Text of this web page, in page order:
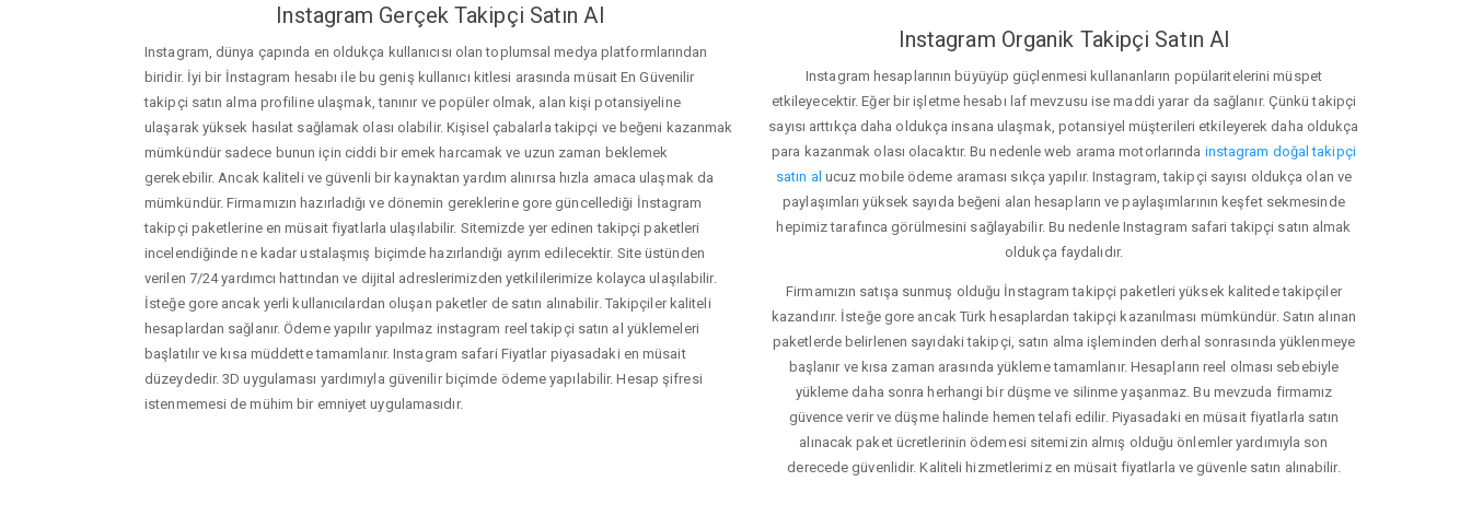
Instagram Gerçek Takipçi Satın Al
Instagram, dünya çapında en oldukça kullanıcısı olan toplumsal medya platformlarından
biridir. İyi bir İnstagram hesabı ile bu geniş kullanıcı kitlesi arasında müsait En Güvenilir
takipçi satın alma profiline ulaşmak, tanınır ve popüler olmak, alan kişi potansiyeline
ulaşarak yüksek hasılat sağlamak olası olabilir. Kişisel çabalarla takipçi ve beğeni kazanmak
mümkündür sadece bunun için ciddi bir emek harcamak ve uzun zaman beklemek
gerekebilir. Ancak kaliteli ve güvenli bir kaynaktan yardım alınırsa hızla amaca ulaşmak da
mümkündür. Firmamızın hazırladığı ve dönemin gereklerine gore güncellediği İnstagram
takipçi paketlerine en müsait fiyatlarla ulaşılabilir. Sitemizde yer edinen takipçi paketleri
incelendiğinde ne kadar ustalaşmış biçimde hazırlandığı ayrım edilecektir. Site üstünden
verilen 7/24 yardımcı hattından ve dijital adreslerimizden yetkililerimize kolayca ulaşılabilir.
İsteğe gore ancak yerli kullanıcılardan oluşan paketler de satın alınabilir. Takipçiler kaliteli
hesaplardan sağlanır. Ödeme yapılır yapılmaz instagram reel takipçi satın al yüklemeleri
başlatılır ve kısa müddette tamamlanır. Instagram safari Fiyatlar piyasadaki en müsait
düzeydedir. 3D uygulaması yardımıyla güvenilir biçimde ödeme yapılabilir. Hesap şifresi
istenmemesi de mühim bir emniyet uygulamasıdır.
Instagram Organik Takipçi Satın Al
Instagram hesaplarının büyüyüp güçlenmesi kullananların popülaritelerini müspet
etkileyecektir. Eğer bir işletme hesabı laf mevzusu ise maddi yarar da sağlanır. Çünkü takipçi
sayısı arttıkça daha oldukça insana ulaşmak, potansiyel müşterileri etkileyerek daha oldukça
para kazanmak olası olacaktır. Bu nedenle web arama motorlarında instagram doğal takipçi
satın al ucuz mobile ödeme araması sıkça yapılır. Instagram, takipçi sayısı oldukça olan ve
paylaşımları yüksek sayıda beğeni alan hesapların ve paylaşımlarının keşfet sekmesinde
hepimiz tarafınca görülmesini sağlayabilir. Bu nedenle Instagram safari takipçi satın almak
oldukça faydalıdır.
Firmamızın satışa sunmuş olduğu İnstagram takipçi paketleri yüksek kalitede takipçiler
kazandırır. İsteğe gore ancak Türk hesaplardan takipçi kazanılması mümkündür. Satın alınan
paketlerde belirlenen sayıdaki takipçi, satın alma işleminden derhal sonrasında yüklenmeye
başlanır ve kısa zaman arasında yükleme tamamlanır. Hesapların reel olması sebebiyle
yükleme daha sonra herhangi bir düşme ve silinme yaşanmaz. Bu mevzuda firmamız
güvence verir ve düşme halinde hemen telafi edilir. Piyasadaki en müsait fiyatlarla satın
alınacak paket ücretlerinin ödemesi sitemizin almış olduğu önlemler yardımıyla son
derecede güvenlidir. Kaliteli hizmetlerimiz en müsait fiyatlarla ve güvenle satın alınabilir.